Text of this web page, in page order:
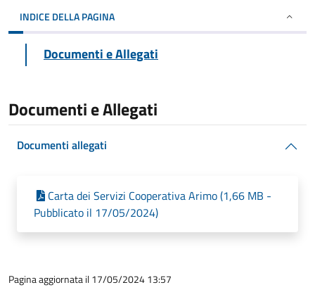
INDICE DELLA PAGINA
Documenti e Allegati
Documenti e Allegati
Documenti allegati
Carta dei Servizi Cooperativa Arimo (1,66 MB -
Pubblicato il 17/05/2024)
Pagina aggiornata il 17/05/2024 13:57